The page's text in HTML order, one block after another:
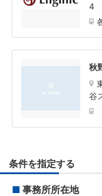
4
秋
谷
条件を指定する
■ 事務所所在地